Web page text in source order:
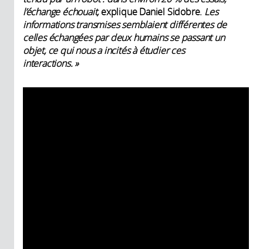
l’échange échouait,explique Daniel Sidobre. Les
informations transmises semblaient différentes de
celles échangées par deux humains se passant un
objet, ce qui nous a incités à étudier ces
interactions. »